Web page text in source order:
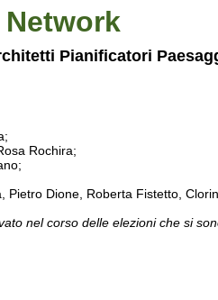
Pianificatori
Rochira;
Pietro Dione, Roberta Fistetto,
nel corso delle elezioni che si